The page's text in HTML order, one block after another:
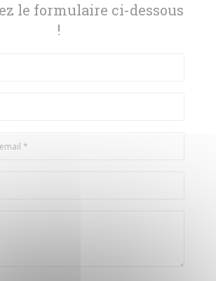
le formulaire ci-dessous
!